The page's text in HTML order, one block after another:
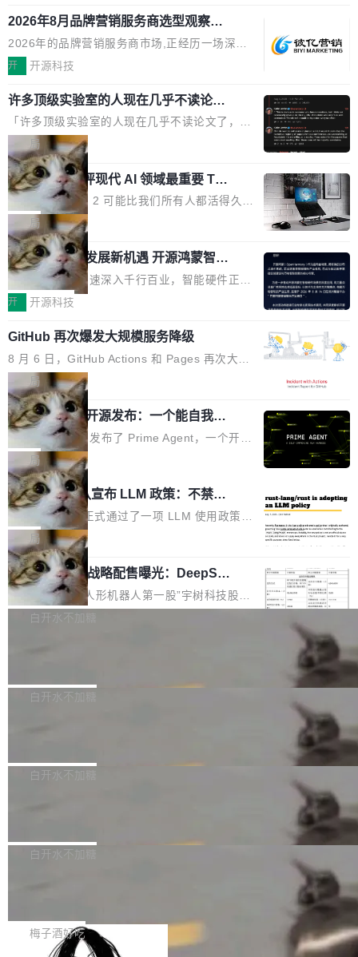
想快速了解背景 解释 让 AI 解释选中文本 读到
费解...
要。但用久了你会发现，它们本质上都是同一类
东西：一个带网页上下文的聊天框。 它们能读取
页面的文本，然后把文本丢给大模型，再返回一
段回答。仅此而已。 这当然有用，但总觉得差点
意思。比如我在一个后台管理系统里，需要填50
个表单字段，每个字段还有联动逻辑；比如我
想...
电源专为发烧级DIY主机与本地AI算力平台打
造，整机长度仅16厘米，提供1600W额定功率
与80PLUS钛金能效；支持ATX 3.1与PCIe 5.1
规范，结合服务器级元件、完善供电线材与内置
实时LCD监控屏，可充分满足当下高阶PC主机
的严苛使用需求。 澎湃功率，紧凑机身 钛金雕1
600PG5 AI TOP具备强悍输出功率，同时实现
机身尺寸大幅精简。整机长度仅16厘米，属于同
功率段机身尺寸十分紧凑的1600W电源产品。小
巧机身有效提升市面主流标准A...
2026年8月品牌营销服务商选型观察：
从流量思维到品牌资产思维的范式转移
2026年的品牌营销服务商市场,正经历一场深刻
的价值重构。全球全案品牌代理机构市场从2025
复合增长率达5.44%,预计2032年将突破120亿美
元。数字广告与公共关系相关服务市场更是从20
25年的8463亿美元扩张至2026年的8763亿美
元。数字的背后是一个清晰的事实——品牌对专
业化营销服务的需求从未如此迫切。 但市场扩容
的同时,服务商的竞争逻辑正在改变。2026年Top
Agency年度合辑的观察指出,“产品”这个离消费
者最近的载体,在整个品牌营销层面的权重显著变
高了。全域营销服务商的竞争正在从规模转向深
度,案例厚度、全域覆盖、多线协同...
开 开源科技
许多顶级实验室的人现在几乎不读论文
了
「许多顶级实验室的人现在几乎不读论文了，而
且他们认为 ICLR/ICML/NeurIPS 充斥着大量过
度宣传和欺诈。」 OpenAI 研究员 Keller Jorda
n 这条推文引发了广泛讨论。他不是在说风凉
话，他是说出了一个圈内人尽皆知但很少公开捅
破的事实。 Jordan 随后补充了一句软化声明：
「我不认为这些会议上大部分论文都在过度宣传
或造假。问题是，作为读者，如果你筛选出那些
看起来最令人兴奋的论文，那它们大部分都是过
度宣传的。」 这才是真正的痛点。不是所有论文
都有问题，是最吸引眼球的那批论文最有问题。
他引用的帖子来自 Mathew Shen，一位 ICLR 2
026 的读者：「看了篇 ...
局
xAI 前工程师评现代 AI 领域最重要 Top
3 开源项目
Flash Attention 2 可能比我们所有人都活得久。
这句话不是来自某个技术博客，而是出自 Hieu
Pham 的一条推文。Hieu Pham 是谁？他是 xAI
的早期工程师之一，在 Grok 训练基础设施团队
工作过。近日他在 X 上发了一条帖子，列出了他
认为现代 AI 领域最重要的三个开源项目。 第一
理由很具体。FA 系列不需要解释，但 FA2 是他
认为最重要的一个——复杂度恰到好处，刚好能
驱动你去学 CuTe，但还没被那些"邪恶的" Hopp
er++ 优化所淹没，足够容易修改和适配。 更关
键的是 FA2 的持久性...
局
共商智能硬件发展新机遇 开源鸿蒙智能
硬件开发者日杭州站即将举行
随着万物智联加速深入千行百业，智能硬件正从
单点设备迈向智能化、网联化、协同化发展。作
鸿蒙通过统一技术底座和分布式能力，为不同类
型智能设备的开发、连接与互联提供关键支撑，
也为产业链企业探索产品创新与商业增长打开新
的空间。 8月14日，开源鸿蒙智能硬件开发者日
（OHDD：OpenHarmony Hardware Develope
r Day）将在杭州启航。活动面向智能硬件产业
链企业和开发者，邀请行业专家与资深技术顾
问，围绕开源鸿蒙技术能力、设备适配、芯片适
配、功耗与稳定性调优、兼容性测评及统一互联
等内容展开系统讲解和实战交流，帮助企业进一
步了解开源鸿蒙在智能...
开 开源科技
GitHub 再次爆发大规模服务降级
8 月 6 日，GitHub Actions 和 Pages 再次大规
模服务降级，Actions 完全不可用超过 5 小时，
webhook 停发，连自托管 runner 也因调度层故
障无法工作。Pages、Copilot code review、C
opilot coding agent 全部受影响。从检测到完全
恢复，大约 12 小时。 这是 2026 年 8 月的第六
起事故，其中四起与 AI/Copilot 服务相关。 Git
Hub 员工 kdaigle 在 HN 讨论中贴出了一组数
据：2025 年全年 10 亿次 commit。现在，每周
2.75 亿次，全年预计 140 亿次。GitHub...
局
Prime Agent 开源发布：一个能自我改
进的编程 Agent，ARC-AGI 3 超越人类
专家基线
Prime Intellect 发布了 Prime Agent，一个开源
的编程 Agent Harness，核心设计围绕两个抽
象：Recursive Language Model（RLM）和 C
ontinual Harness。在 ARC-AGI 3 基准测试
上，Prime Agent + Opus 5 的组合达到了 95.
5% RHAE Best@1，超过了 ARC 报告的人类专
家基线 95.4%。 不是又一个 coding agent 包装
器 Prime Agent 的架构和市面上大多数 coding
agent 有本质区别。大多数 agent harness 的设
计是基于早期模型的能力—...
局
Rust 项目团队宣布 LLM 政策：不禁
止，但你要承认哪些代码不是你写的
Rust 语言项目正式通过了一项 LLM 使用政策，
覆盖 rust-lang/rust 单一仓库的代码贡献。这不
是项目级别的官方立场，目前由五个团队采纳，
但它可能是主流开源项目中关于 AI 辅助贡献最
细致的一份规则。 政策的核心只有一句话：LLM
可以用来分析、提炼、审阅、建议，但不能用来
不得生成涉及安全性的关键变更，除非作者本身
局
宇树科技 IPO 战略配售曝光：DeepSe
ek 获配 93.3 万股，锁定 36 个月
8月6日晚间，“人形机器人第一股”宇树科技股份
有限公司披露IPO发行价格及战略配售结果，杭
36个月。 公告显示，本次宇树科技战略配售对
员工参与设立的专项资产管理计划。其中，Dee
获配9...
白开水不加糖
Bug fixes and enhancements 修复多次传递同
一个回归问题，该问题导致拉取镜像时会拒绝包
题，该问题可能导致在旧版 Linux 内核...
白开水不加糖
e 孵化器项目管理委员会（IPMC）投票中获得
P）！这一里程碑不仅标志着 Fluss 迈入新的发
白开水不加糖
长期停止内容更新，未能实现其作为“AI版维基百
提交的编辑请求也长期处于待处理状态。 Groki
pedia 于去年底上线，定位为由人工智能生成内
白开水不加糖
是这样的：配 MessageSource 的 Bean、写 R
eloadableResourceBundleMessageSource、
梅子酒好吃